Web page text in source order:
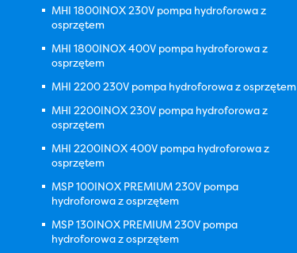
MHI 1800INOX 230V pompa hydroforowa z
osprzętem
MHI 1800INOX 400V pompa hydroforowa z
osprzętem
MHI 2200 230V pompa hydroforowa z osprzętem
MHI 2200INOX 230V pompa hydroforowa z
osprzętem
MHI 2200INOX 400V pompa hydroforowa z
osprzętem
MSP 100INOX PREMIUM 230V pompa
hydroforowa z osprzętem
MSP 130INOX PREMIUM 230V pompa
hydroforowa z osprzętem